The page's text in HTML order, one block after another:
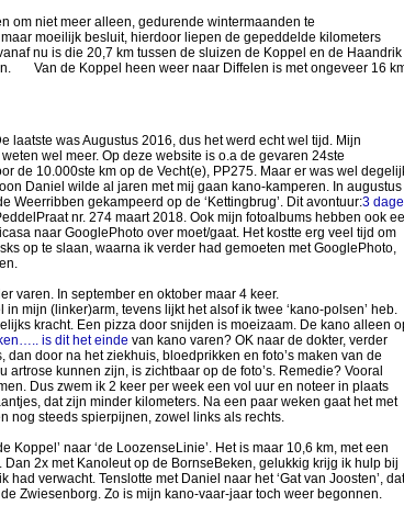
om niet meer alleen, gedurende wintermaanden te
besluit, hierdoor liepen de gepeddelde kilometers
is die 20,7 km tussen de sluizen de Koppel en de Haandrik
Van de Koppel heen weer naar Diffelen is met ongeveer 16
laatste was Augustus 2016, dus het werd echt wel tijd. Mijn
wel meer. Op deze website is o.a de gevaren 24ste
de 10.000ste km op de Vecht(e), PP275. Maar er was wel
Daniel wilde al jaren met mij gaan kano-kamperen. In augustus
Weerribben gekampeerd op de ‘Kettingbrug’. Dit avontuur:3
nr. 274 maart 2018. Ook mijn fotoalbums hebben ook
naar GooglePhoto over moet/gaat. Het kostte erg veel tijd om
op te slaan, waarna ik verder had gemoeten met GooglePhoto,
varen. In september en oktober maar 4 keer.
mijn (linker)arm, tevens lijkt het alsof ik twee ‘kano-polsen’ heb.
kracht. Een pizza door snijden is moeizaam. De kano alleen
is dit het einde van kano varen? OK naar de dokter, verder
door na het ziekhuis, bloedprikken en foto’s maken van de
artrose kunnen zijn, is zichtbaar op de foto’s. Remedie? Vooral
Dus zwem ik 2 keer per week een vol uur en noteer in plaats
dat zijn minder kilometers. Na een paar weken gaat het met
nog steeds spierpijnen, zowel links als rechts.
Koppel’ naar ‘de LoozenseLinie’. Het is maar 10,6 km, met een
2x met Kanoleut op de BornseBeken, gelukkig krijg ik hulp bij
had verwacht. Tenslotte met Daniel naar het ‘Gat van Joosten’, dat
Zwiesenborg. Zo is mijn kano-vaar-jaar toch weer begonnen.